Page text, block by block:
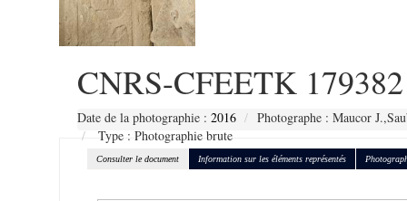
CNRS-CFEETK 179382
Date de la photographie : 2016
Photographe : Maucor
Type : Photographie brute
Consulter le document Information sur les éléments représentés